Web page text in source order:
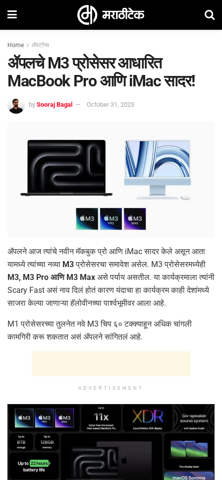
Home लॅपटॉप्स
ॲपलचे M3 प्रोसेसर आधारित
MacBook Pro आणि iMac सादर!
by Sooraj Bagal October 31, 2023
ॲपलने आज त्यांचे नवीन मॅकबुक प्रो आणि iMac सादर केले असून आता
यामध्ये त्यांच्या नव्या M3प्रोसेसरचा समावेश असेल. M3 प्रोसेसरमध्येही
M3, M3 Pro आणि M3 Max असे पर्याय असतील. या कार्यक्रमाला त्यांनी
Scary Fast असं नाव दिलं होतं कारण यंदाचा हा कार्यक्रम काही देशांमध्ये
साजरा केल्या जाणाऱ्या हॅलोवीनच्या पार्श्वभूमीवर आला आहे.
M1 प्रोसेसरच्या तुलनेत नवे M3 चिप ६० टक्क्याहून अधिक चांगली
कामगिरी करू शकतात असं ॲपलने सांगितलं आहे.
ADVERTISEMENT